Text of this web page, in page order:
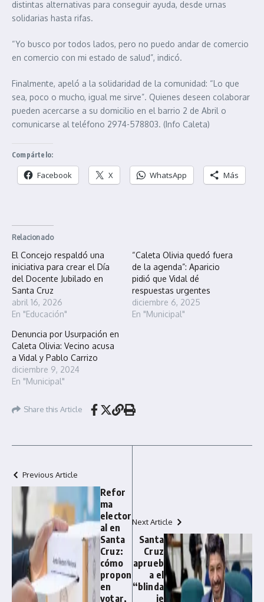
distintas alternativas para conseguir ayuda, desde urnas
solidarias hasta rifas.
“Yo busco por todos lados, pero no puedo andar de comercio
en comercio con mi estado de salud”, indicó.
Finalmente, apeló a la solidaridad de la comunidad: “Lo que
sea, poco o mucho, igual me sirve”. Quienes deseen colaborar
pueden acercarse a su domicilio en el barrio 2 de Abril o
comunicarse al teléfono 2974-578803. (Info Caleta)
Compártelo:
Facebook X WhatsApp Más
Relacionado
El Concejo respaldó una
iniciativa para crear el Día
del Docente Jubilado en
Santa Cruz
abril 16, 2026
En "Educación"
“Caleta Olivia quedó fuera
de la agenda”: Aparicio
pidió que Vidal dé
respuestas urgentes
diciembre 6, 2025
En "Municipal"
Denuncia por Usurpación en
Caleta Olivia: Vecino acusa
a Vidal y Pablo Carrizo
diciembre 9, 2024
En "Municipal"
Share this Article
Previous Article
Refor
ma
elector
al en
Santa
Cruz:
cómo
propon
en
votar,
Next Article
Santa
Cruz
aprueb
a el
“blinda
je